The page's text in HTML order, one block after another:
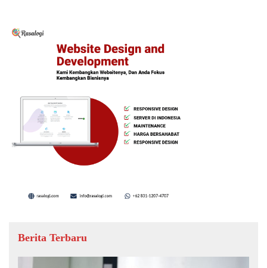
Berita Terbaru